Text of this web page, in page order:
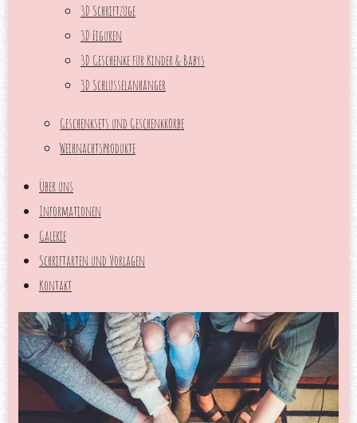
3D Schriftzüge
3D Figuren
3D Geschenke für Kinder & Babys
3D Schlüsselanhänger
Geschenksets und Geschenkkörbe
Weihnachtsprodukte
Über uns
Informationen
Galerie
Schriftarten und Vorlagen
Kontakt